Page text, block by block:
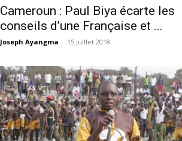
Cameroun : Paul Biya écarte les
conseils d’une Française et ...
Joseph Ayangma - 15 juillet 2018